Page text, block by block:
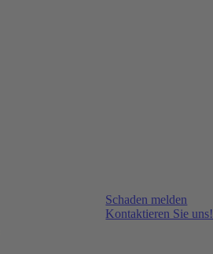
Schaden melden
Kontaktieren Sie uns!